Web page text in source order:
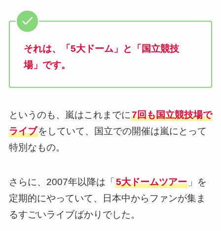
それは、「5大ドーム」と「国立競技
場」です。
というのも、嵐はこれまでに7回も国立競技場で
ライブをしていて、国立での開催は嵐にとって
特別なもの。
さらに、2007年以降は「 5大ドームツアー」を
定期的にやっていて、日本中からファンが集ま
るすごいライブばかりでした。